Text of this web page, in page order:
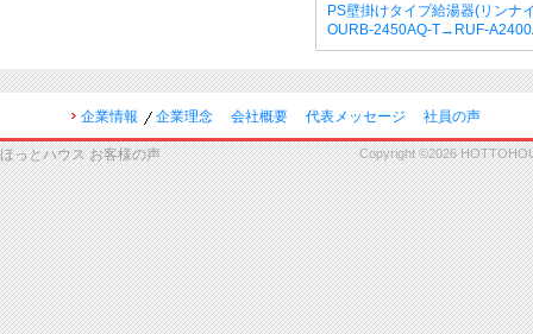
PS壁掛けタイプ給湯器(リンナ
OURB-2450AQ-T→RUF-
企業情報 企業理念 会社概要 代表メッセージ 社員の声
ほっとハウス お客様の声 Copyright ©2026